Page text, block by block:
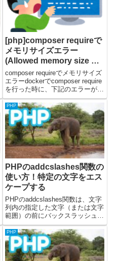
ます。画面の上部にユーザー名
と...
[php]composer requireで
メモリサイズエラー
(Allowed memory size of
…)
composer requireでメモリサイズ
エラーdockerでcomposer require
を行った時に、下記のエラーが発
生しました。許容メモリサイズ
1610612736バイトを使い果たし
たとのこと...こちらのエラーにつ
いて、一時的...
PHP
PHPのaddcslashes関数の
使い方！特定の文字をエス
ケープする
PHPのaddcslashes関数は、文字
列内の指定した文字（または文字
範囲）の前にバックスラッシュ
（\）を追加してエスケープする
ために使用されます。これは、特
定の文字が特殊な意味を持つコン
テキスト（例: 正規表現パター
ン、JavaScri...
PHP